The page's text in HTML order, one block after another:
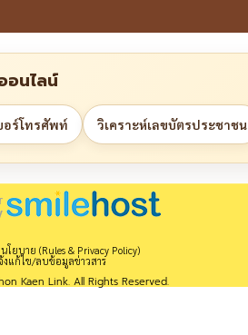
อนไลน์
อร์โทรศัพท์ วิเคราะห์เลขบัตรประชาชน
โยบาย (Rules & Privacy Policy)
งแก้ไข/ลบข้อมูลข่าวสาร
Kaen Link. All Rights Reserved.